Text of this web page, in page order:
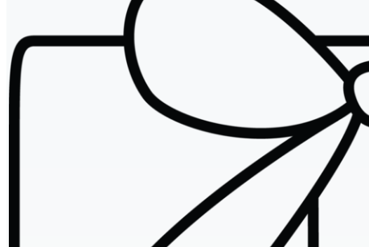
Vorlagen
Motion Graphics
Redaktionelle Bilder
Redaktionelle Ereignisse